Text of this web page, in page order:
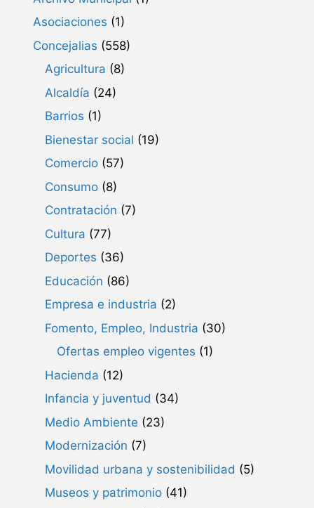
Asociaciones (1)
Concejalias (558)
Agricultura (8)
Alcaldía (24)
Barrios (1)
Bienestar social (19)
Comercio (57)
Consumo (8)
Contratación (7)
Cultura (77)
Deportes (36)
Educación (86)
Empresa e industria (2)
Fomento, Empleo, Industria (30)
Ofertas empleo vigentes (1)
Hacienda (12)
Infancia y juventud (34)
Medio Ambiente (23)
Modernización (7)
Movilidad urbana y sostenibilidad (5)
Museos y patrimonio (41)